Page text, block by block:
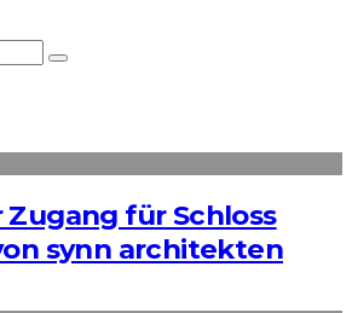
Zugang für Schloss
synn architekten